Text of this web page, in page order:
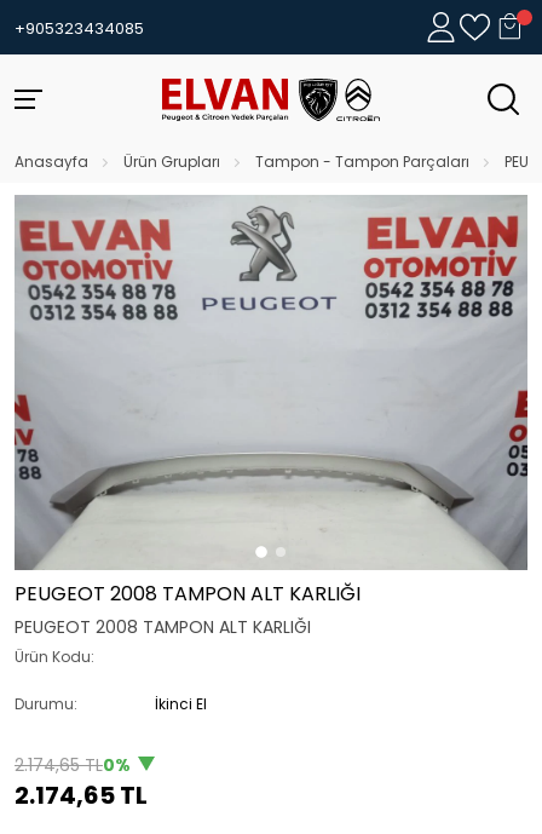
+905323434085
Anasayfa Ürün Grupları Tampon - Tampon Parçaları
PEUGEOT 2008 TAMPON ALT KARLIĞI
PEUGEOT 2008 TAMPON ALT KARLIĞI
Ürün Kodu:
Durumu: İkinci El
2.174,65 TL0%
2.174,65 TL